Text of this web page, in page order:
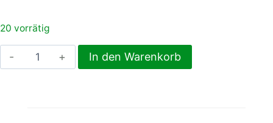
20 vorrätig
Auratus
Cave
In den Warenkorb